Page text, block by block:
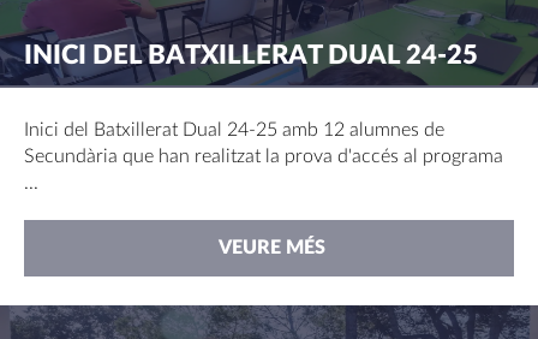
INICI DEL BATXILLERAT DUAL 24-25
Inici del Batxillerat Dual 24-25 amb 12 alumnes de
Secundària que han realitzat la prova d'accés al programa
...
VEURE MÉS